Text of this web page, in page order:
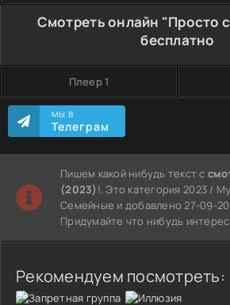
Смотреть онлайн "Просто
бесплатно
Плеер 1
МЫ В
Телеграм
Пишем какой нибудь текст с
(2023) !. Это категория 2023 /
Семейные и добавлено 27-09-
Придумайте что нибудь
Рекомендуем посмотреть: